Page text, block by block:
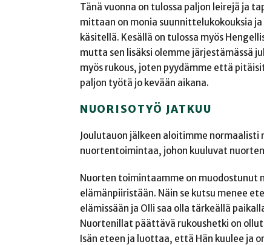
Tänä vuonna on tulossa paljon leirejä ja
mittaan on monia suunnittelukokouksia
käsitellä. Kesällä on tulossa myös
mutta sen lisäksi olemme järjestämässä
myös rukous, joten pyydämme että
paljon työtä jo kevään aikana.
NUORISOTYÖ JATKUU
Joulutauon jälkeen aloitimme normaalisti
nuortentoimintaa, johon kuuluvat
Nuorten toimintaamme on muodostunut
elämänpiiristään. Näin se kutsu menee
elämissään ja Olli saa olla tärkeällä
Nuortenillat päättävä rukoushetki on
Isän eteen ja luottaa, että Hän kuulee ja